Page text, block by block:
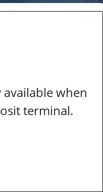
when
terminal.